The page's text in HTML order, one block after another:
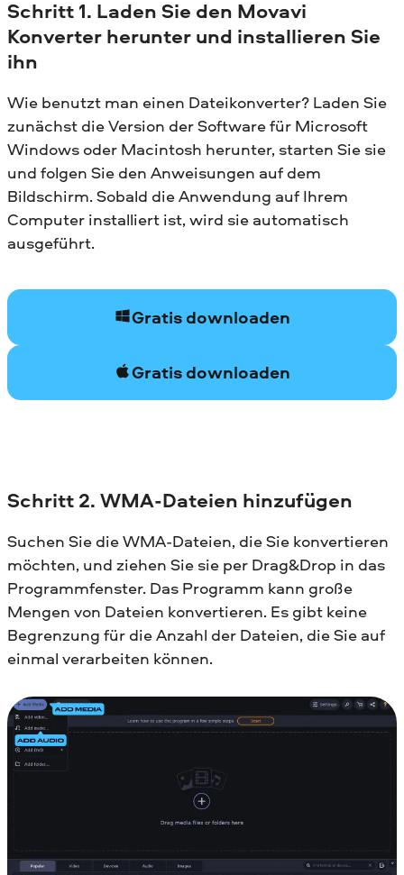
Schritt 1. Laden Sie den Movavi
Konverter herunter und installieren Sie
ihn
Wie benutzt man einen Dateikonverter? Laden Sie
zunächst die Version der Software für Microsoft
Windows oder Macintosh herunter, starten Sie sie
und folgen Sie den Anweisungen auf dem
Bildschirm. Sobald die Anwendung auf Ihrem
Computer installiert ist, wird sie automatisch
ausgeführt.
Gratis downloaden
Gratis downloaden
Schritt 2. WMA-Dateien hinzufügen
Suchen Sie die WMA-Dateien, die Sie konvertieren
möchten, und ziehen Sie sie per Drag&Drop in das
Programmfenster. Das Programm kann große
Mengen von Dateien konvertieren. Es gibt keine
Begrenzung für die Anzahl der Dateien, die Sie auf
einmal verarbeiten können.